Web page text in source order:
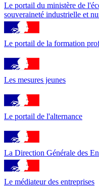
Le portail du ministère de
souveraineté industrielle et
Le portail de la formation
Les mesures jeunes
Le portail de l'alternance
La Direction Générale des
Le médiateur des entreprises